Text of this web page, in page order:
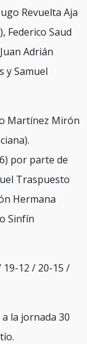
Revuelta Aja
Federico Saud
Adrián
y Samuel
Martínez Mirón
por parte de
Traspuesto
Hermana
Sinfín
19-12 / 20-15 /
la jornada 30